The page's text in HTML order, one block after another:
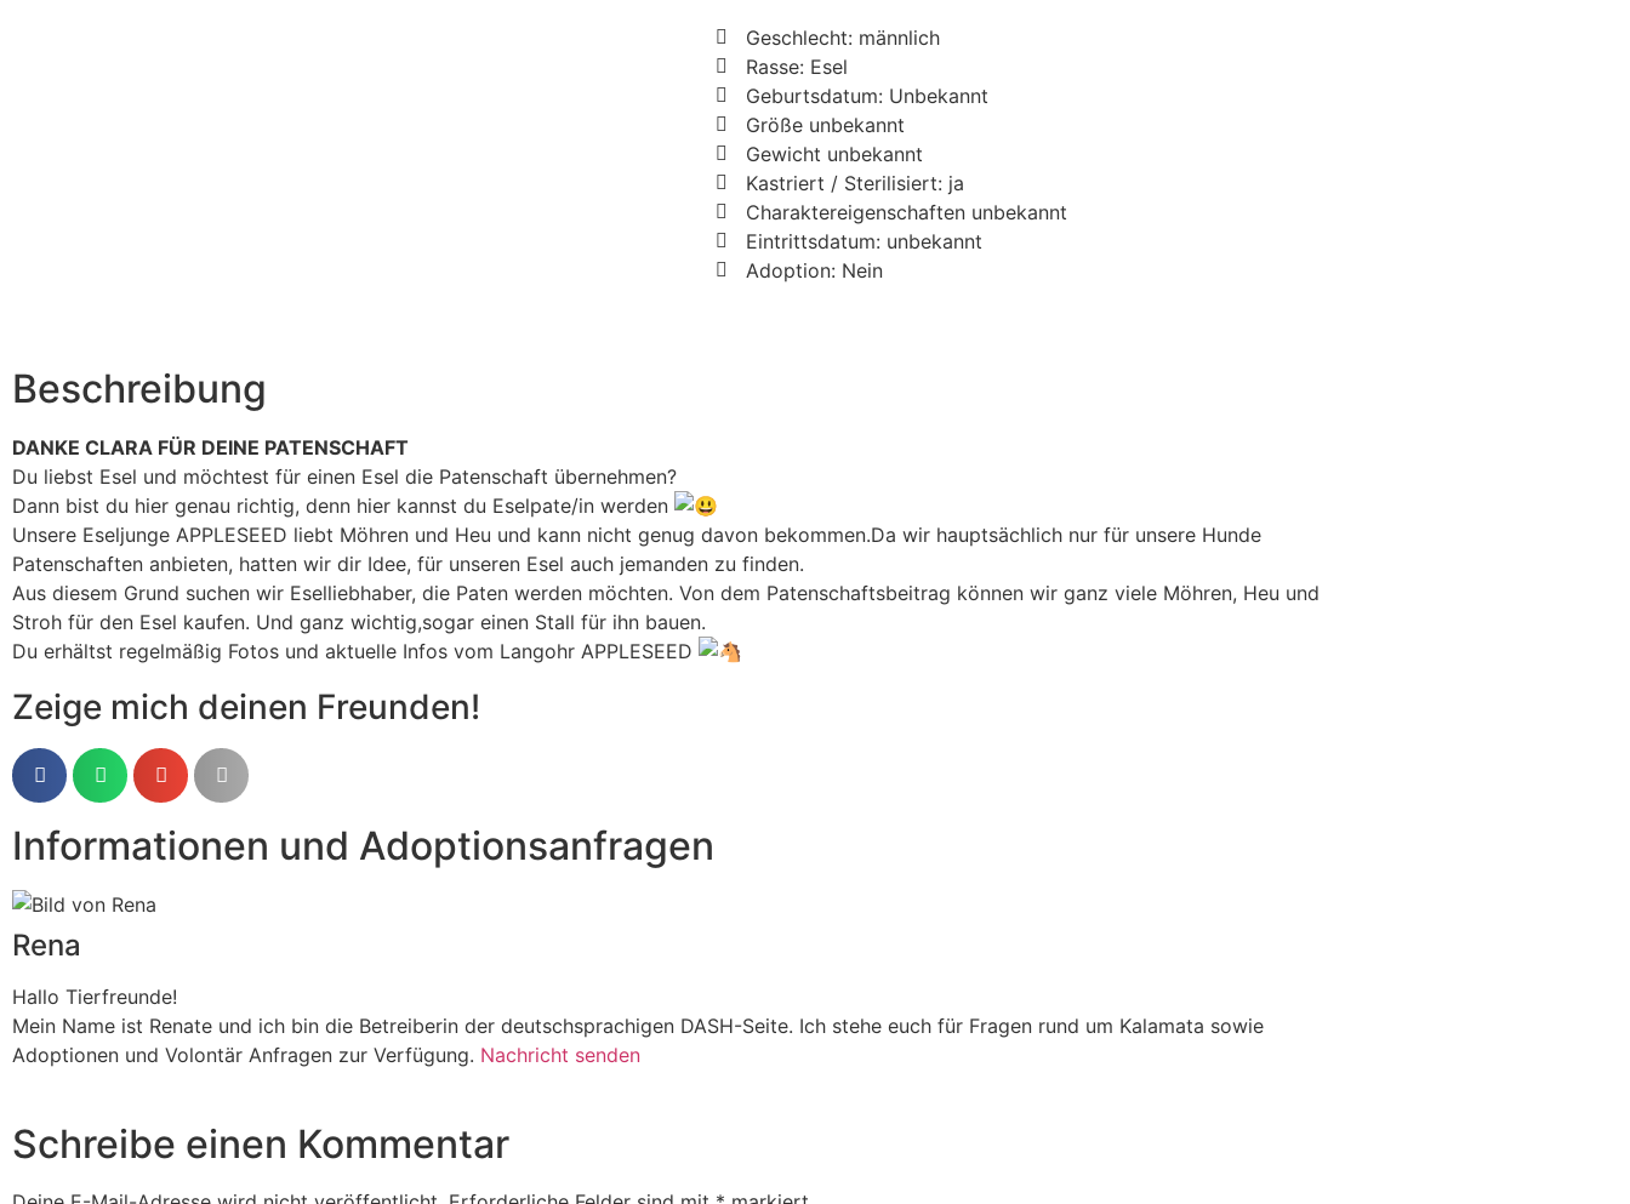
Geschlecht: männlich
Rasse: Esel
Geburtsdatum: Unbekannt
Größe unbekannt
Gewicht unbekannt
Kastriert / Sterilisiert: ja
Charaktereigenschaften unbekannt
Eintrittsdatum: unbekannt
Adoption: Nein
Beschreibung
DANKE CLARA FÜR DEINE PATENSCHAFT
Du liebst Esel und möchtest für einen Esel die Patenschaft übernehmen?
Dann bist du hier genau richtig, denn hier kannst du Eselpate/in werden
Unsere Eseljunge APPLESEED liebt Möhren und Heu und kann nicht genug davon bekommen.Da wir hauptsächlich nur für unsere Hunde
Patenschaften anbieten, hatten wir dir Idee, für unseren Esel auch jemanden zu finden.
Aus diesem Grund suchen wir Eselliebhaber, die Paten werden möchten. Von dem Patenschaftsbeitrag können wir ganz viele Möhren, Heu und
Stroh für den Esel kaufen. Und ganz wichtig,sogar einen Stall für ihn bauen.
Du erhältst regelmäßig Fotos und aktuelle Infos vom Langohr APPLESEED
Zeige mich deinen Freunden!
Informationen und Adoptionsanfragen
Rena
Hallo Tierfreunde!
Mein Name ist Renate und ich bin die Betreiberin der deutschsprachigen DASH-Seite. Ich stehe euch für Fragen rund um Kalamata sowie
Adoptionen und Volontär Anfragen zur Verfügung. Nachricht senden
Schreibe einen Kommentar